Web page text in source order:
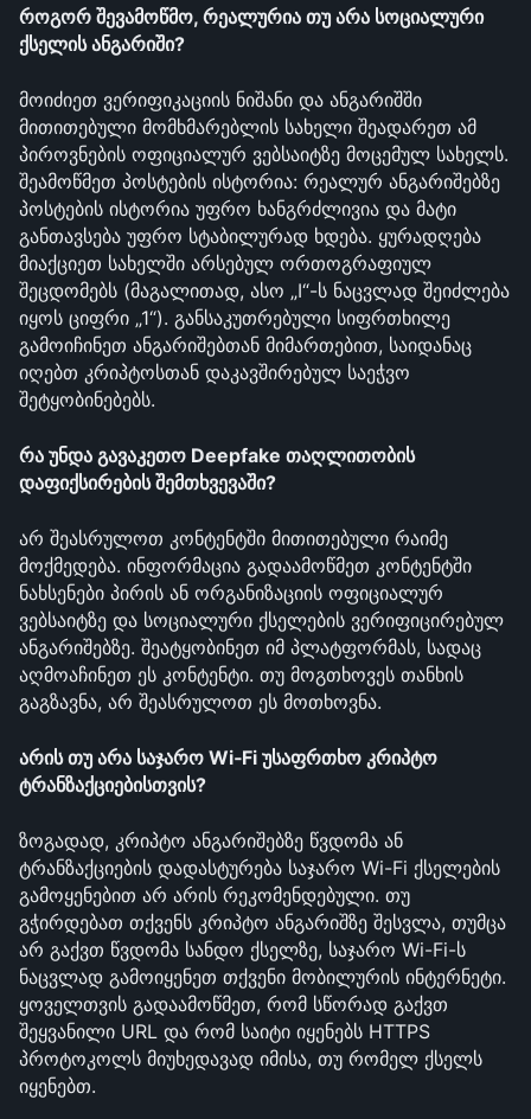
როგორ შევამოწმო, რეალურია თუ არა სოციალური
ქსელის ანგარიში?
მოიძიეთ ვერიფიკაციის ნიშანი და ანგარიშში
მითითებული მომხმარებლის სახელი შეადარეთ ამ
პიროვნების ოფიციალურ ვებსაიტზე მოცემულ სახელს.
შეამოწმეთ პოსტების ისტორია: რეალურ ანგარიშებზე
პოსტების ისტორია უფრო ხანგრძლივია და მატი
განთავსება უფრო სტაბილურად ხდება. ყურადღება
მიაქციეთ სახელში არსებულ ორთოგრაფიულ
შეცდომებს (მაგალითად, ასო „I“-ს ნაცვლად შეიძლება
იყოს ციფრი „1“). განსაკუთრებული სიფრთხილე
გამოიჩინეთ ანგარიშებთან მიმართებით, საიდანაც
იღებთ კრიპტოსთან დაკავშირებულ საეჭვო
შეტყობინებებს.
რა უნდა გავაკეთო Deepfake თაღლითობის
დაფიქსირების შემთხვევაში?
არ შეასრულოთ კონტენტში მითითებული რაიმე
მოქმედება. ინფორმაცია გადაამოწმეთ კონტენტში
ნახსენები პირის ან ორგანიზაციის ოფიციალურ
ვებსაიტზე და სოციალური ქსელების ვერიფიცირებულ
ანგარიშებზე. შეატყობინეთ იმ პლატფორმას, სადაც
აღმოაჩინეთ ეს კონტენტი. თუ მოგთხოვეს თანხის
გაგზავნა, არ შეასრულოთ ეს მოთხოვნა.
არის თუ არა საჯარო Wi‑Fi უსაფრთხო კრიპტო
ტრანზაქციებისთვის?
ზოგადად, კრიპტო ანგარიშებზე წვდომა ან
ტრანზაქციების დადასტურება საჯარო Wi-Fi ქსელების
გამოყენებით არ არის რეკომენდებული. თუ
გჭირდებათ თქვენს კრიპტო ანგარიშზე შესვლა, თუმცა
არ გაქვთ წვდომა სანდო ქსელზე, საჯარო Wi-Fi-ს
ნაცვლად გამოიყენეთ თქვენი მობილურის ინტერნეტი.
ყოველთვის გადაამოწმეთ, რომ სწორად გაქვთ
შეყვანილი URL და რომ საიტი იყენებს HTTPS
პროტოკოლს მიუხედავად იმისა, თუ რომელ ქსელს
იყენებთ.